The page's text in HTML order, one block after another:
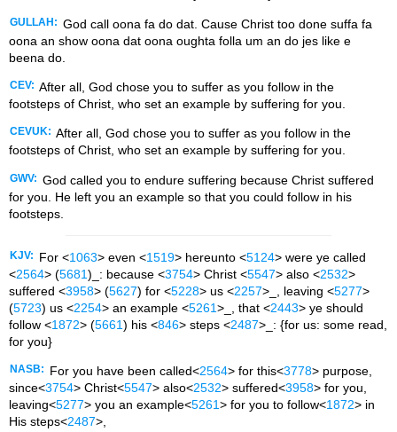
GULLAH: God call oona fa do dat. Cause Christ too done suffa fa
oona an show oona dat oona oughta folla um an do jes like e
beena do.
CEV: After all, God chose you to suffer as you follow in the
footsteps of Christ, who set an example by suffering for you.
CEVUK: After all, God chose you to suffer as you follow in the
footsteps of Christ, who set an example by suffering for you.
GWV: God called you to endure suffering because Christ suffered
for you. He left you an example so that you could follow in his
footsteps.
KJV: For <1063> even <1519> hereunto <5124> were ye called
<2564> (5681)_: because <3754> Christ <5547> also <2532>
suffered <3958> (5627) for <5228> us <2257>_, leaving <5277>
(5723) us <2254> an example <5261>_, that <2443> ye should
follow <1872> (5661) his <846> steps <2487>_: {for us: some read,
for you}
NASB: For you have been called<2564> for this<3778> purpose,
since<3754> Christ<5547> also<2532> suffered<3958> for you,
leaving<5277> you an example<5261> for you to follow<1872> in
His steps<2487>,